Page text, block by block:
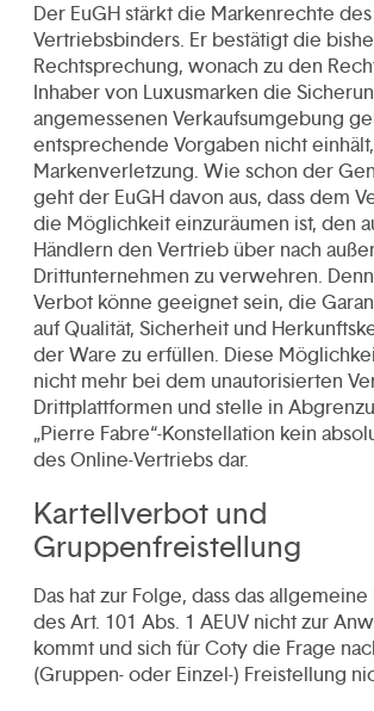
Der EuGH stärkt die Markenrechte des
Vertriebsbinders. Er bestätigt die
Rechtsprechung, wonach zu den
Inhaber von Luxusmarken die
angemessenen Verkaufsumgebung
entsprechende Vorgaben nicht
Markenverletzung. Wie schon der
geht der EuGH davon aus, dass dem
die Möglichkeit einzuräumen ist, den
Händlern den Vertrieb über nach
Drittunternehmen zu verwehren.
Verbot könne geeignet sein, die
auf Qualität, Sicherheit und
der Ware zu erfüllen. Diese
nicht mehr bei dem unautorisierten
Drittplattformen und stelle in
„Pierre Fabre“-Konstellation kein
des Online-Vertriebs dar.
Kartellverbot und
Gruppenfreistellung
Das hat zur Folge, dass das
des Art. 101 Abs. 1 AEUV nicht zur
kommt und sich für Coty die Frage
(Gruppen- oder Einzel-) Freistellung